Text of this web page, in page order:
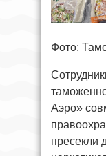
Фото:
Аэро»
пресекли